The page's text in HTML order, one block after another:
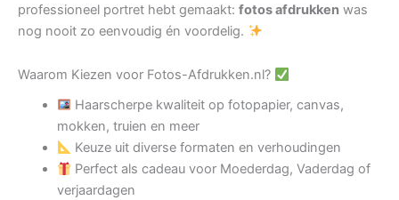
professioneel portret hebt gemaakt: fotos afdrukken was
nog nooit zo eenvoudig én voordelig.
Waarom Kiezen voor Fotos-Afdrukken.nl?
Haarscherpe kwaliteit op fotopapier, canvas,
mokken, truien en meer
Keuze uit diverse formaten en verhoudingen
Perfect als cadeau voor Moederdag, Vaderdag of
verjaardagen